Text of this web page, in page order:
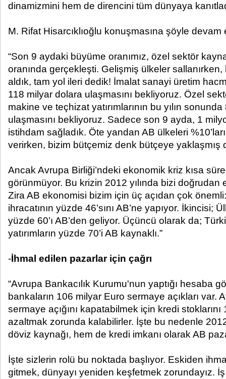
dinamizmini hem de direncini tüm dünyaya
M. Rifat Hisarcıklıoğlu konuşmasına şöyle devam
“Son 9 aydaki büyüme oranımız, özel sektör
oranında gerçekleşti. Gelişmiş ülkeler sallanırken,
aldık, tam yol ileri dedik! İmalat sanayi üretim
118 milyar dolara ulaşmasını bekliyoruz. Özel
makine ve teçhizat yatırımlarının bu yılın
ulaşmasını bekliyoruz. Sadece son 9 ayda, 1
istihdam sağladık. Öte yandan AB ülkeleri
verirken, bizim bütçemiz denk bütçeye yaklaşmış
Ancak Avrupa Birliği’ndeki ekonomik kriz kısa
görünmüyor. Bu krizin 2012 yılında bizi doğrudan
Zira AB ekonomisi bizim için üç açıdan çok
ihracatının yüzde 46’sını AB’ne yapıyor.
yüzde 60’ı AB’den geliyor. Üçüncü olarak da;
yatırımların yüzde 70’i AB kaynaklı.”
-İhmal edilen pazarlar için çağrı
“Avrupa Bankacılık Kurumu'nun yaptığı hesaba
bankaların 106 milyar Euro sermaye açıkları var.
sermaye açığını kapatabilmek için kredi
azaltmak zorunda kalabilirler. İşte bu nedenle
döviz kaynağı, hem de kredi imkanı olarak AB
İşte sizlerin rolü bu noktada başlıyor. Eskiden
gitmek, dünyayı yeniden keşfetmek zorundayız. İş